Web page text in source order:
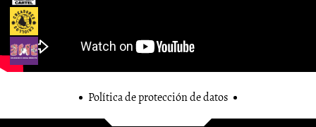
Política de protección de datos